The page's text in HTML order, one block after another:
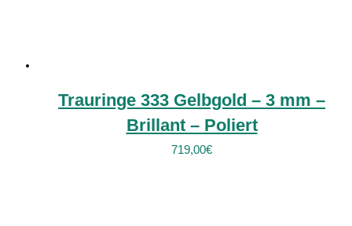
Trauringe 333 Gelbgold – 3 mm –
Brillant – Poliert
719,00€